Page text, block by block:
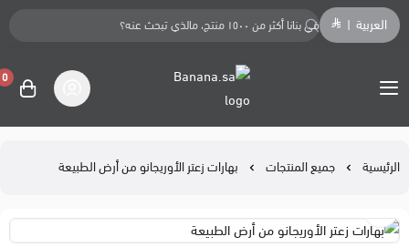
العربية
Banana.sa
0
الرئيسية جميع المنتجات بهارات زعتر الأوريجانو من أرض الطبيعة